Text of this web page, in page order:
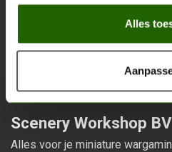
Alles
Blijf op de hoogte
Scenery Workshop BV
Alles voor je miniature